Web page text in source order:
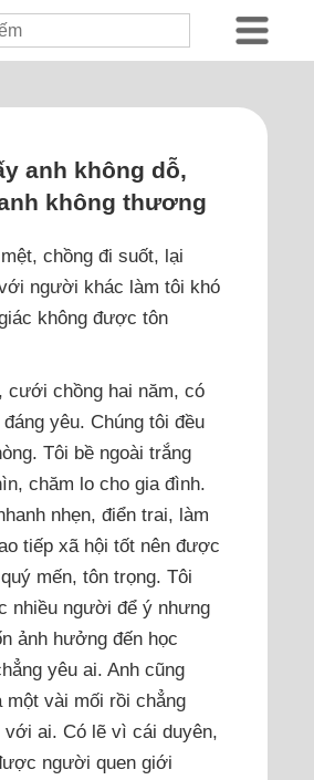
anh không dỗ,
không thương
chồng đi suốt, lại
người khác làm tôi khó
không được tôn
cưới chồng hai năm, có
yêu. Chúng tôi đều
Tôi bề ngoài trắng
chăm lo cho gia đình.
nhẹn, điển trai, làm
tiếp xã hội tốt nên được
mến, tôn trọng. Tôi
nhiều người để ý nhưng
ảnh hưởng đến học
yêu ai. Anh cũng
một vài mối rồi chẳng
ai. Có lẽ vì cái duyên,
người quen giới